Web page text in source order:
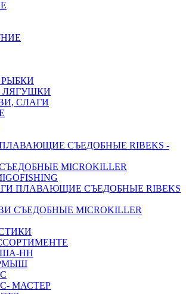
СЛАГИ
СЪЕДОБНЫЕ RIBEKS -
MICROKILLER
ПЛАВАЮЩИЕ СЪЕДОБНЫЕ RIBEKS
СЪЕДОБНЫЕ MICROKILLER
НН
МАСТЕР